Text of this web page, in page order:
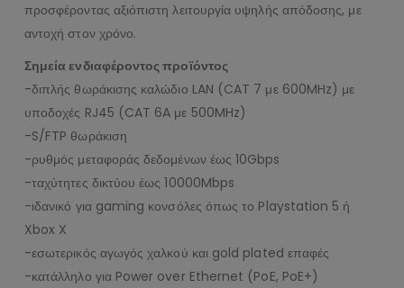
προσφέροντας αξιόπιστη λειτουργία υψηλής απόδοσης, με
αντοχή στον χρόνο.
Σημεία ενδιαφέροντος προϊόντος
-διπλής θωράκισης καλώδιο LAN (CAT 7 με 600MHz) με
υποδοχές RJ45 (CAT 6A με 500MHz)
-S/FTP θωράκιση
-ρυθμός μεταφοράς δεδομένων έως 10Gbps
-ταχύτητες δικτύου έως 10000Mbps
-ιδανικό για gaming κονσόλες όπως το Playstation 5 ή
Xbox X
-εσωτερικός αγωγός χαλκού και gold plated επαφές
-κατάλληλο για Power over Ethernet (PoE, PoE+)